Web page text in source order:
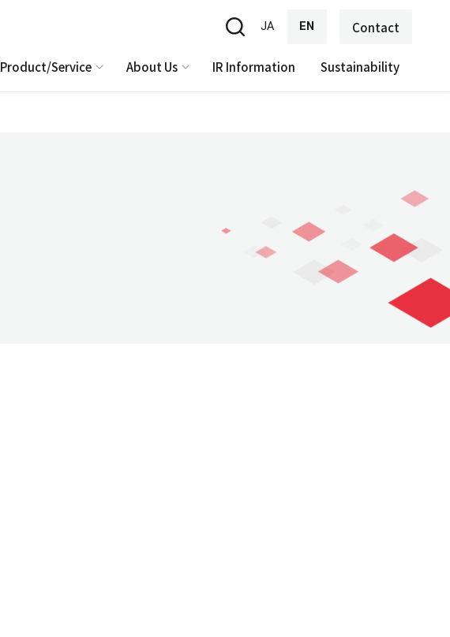
JA EN Contact
Product/Service About Us IR Information Sustainability